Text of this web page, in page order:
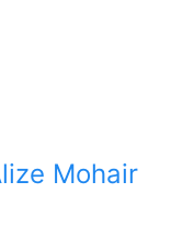
Mohair